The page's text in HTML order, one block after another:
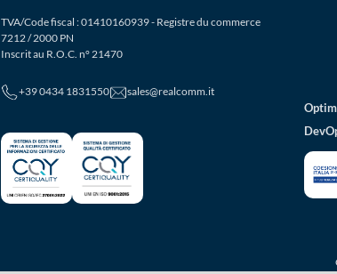
TVA/Code fiscal : 01410160939 - Registre du commerce
7212 / 2000 PN
Inscrit au R.O.C. n° 21470
+39 0434 1831550 sales@realcomm.it